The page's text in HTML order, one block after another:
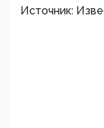
Источник: